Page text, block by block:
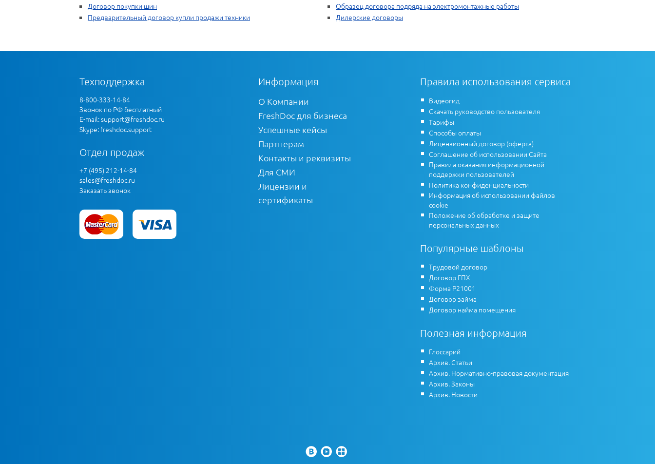
Договор покупки шин
Предварительный договор купли продажи техники
Образец договора подряда на электромонтажные работы
Дилерские договоры
Техподдержка
8-800-333-14-84
Звонок по РФ бесплатный
E-mail:support@freshdoc.ru
Skype: freshdoc.support
Отдел продаж
+7 (495) 212-14-84
sales@freshdoc.ru
Заказать звонок
Информация
О Компании
FreshDoc для бизнеса
Успешные кейсы
Партнерам
Контакты и реквизиты
Для СМИ
Лицензии и
сертификаты
Правила использования сервиса
Видеогид
Скачать руководство пользователя
Тарифы
Способы оплаты
Лицензионный договор (оферта)
Соглашение об использовании Сайта
Правила оказания информационной
поддержки пользователей
Политика конфиденциальности
Информация об использовании файлов
cookie
Положение об обработке и защите
персональных данных
Популярные шаблоны
Трудовой договор
Договор ГПХ
Форма Р21001
Договор займа
Договор найма помещения
Полезная информация
Глоссарий
Архив. Статьи
Архив. Нормативно-правовая документация
Архив. Законы
Архив. Новости